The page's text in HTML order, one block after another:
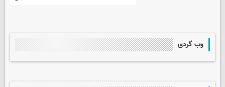
وب گردی